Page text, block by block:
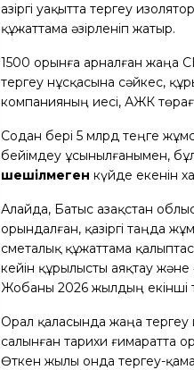
Қазіргі уақытта тергеу
құжаттама әзірленіп жатыр.
1500 орынға арналған жаңа
тергеу нұсқасына сәйкес,
компанияның иесі, ҚАЖК
Содан бері 5 млрд теңге
бейімдеу ұсынылғанымен, бұл
шешілмеген күйде екенін
Алайда, Батыс Қазақстан
орындалған, қазіргі таңда
сметалық құжаттама
кейін құрылысты аяқтау
Жобаны 2026 жылдың екінші
Орал қаласында жаңа тергеу
салынған тарихи ғимаратта
Өткен жылы онда тергеу-